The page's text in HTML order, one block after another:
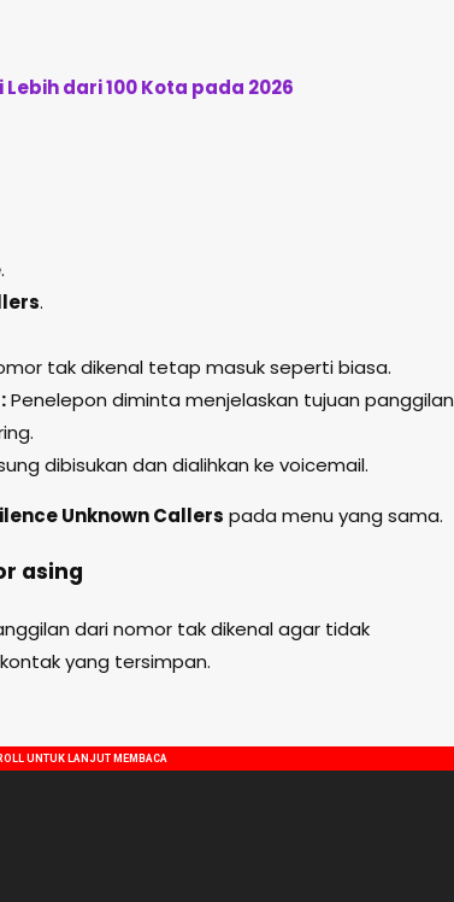
dari 100 Kota pada 2026
.
.
tak dikenal tetap masuk seperti biasa.
Penelepon diminta menjelaskan tujuan panggilan
dibisukan dan dialihkan ke voicemail.
Unknown Callers pada menu yang sama.
asing
dari nomor tak dikenal agar tidak
yang tersimpan.